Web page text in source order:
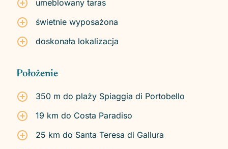
umeblowany taras
świetnie wyposażona
doskonała lokalizacja
Położenie
350 m do plaży Spiaggia di Portobello
19 km do Costa Paradiso
25 km do Santa Teresa di Gallura